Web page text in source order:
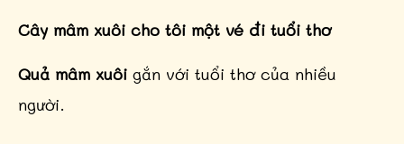
Cây mâm xuôi cho tôi một vé đi tuổi thơ
Quả mâm xuôi gắn với tuổi thơ của nhiều
người.